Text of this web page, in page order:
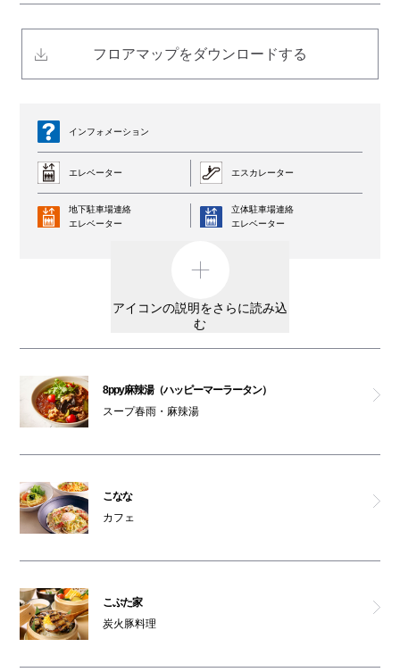
8ppy麻辣湯（ハッピーマーラータン）
ナムコ
ポムの樹 ゴールド
神楽食堂 串家物語
天ぷらすし海鮮 米福
こぶた家
極みとんかつ かつ喜
美健ごちそうビュッフェ 花も実も
フロアマップをダウンロードする
インフォメーション
エレベーター エスカレーター
地下駐車場連絡
エレベーター
立体駐車場連絡
エレベーター
外貨両替機 男女トイレ
親子トイレ 授乳室
オムツ交換台
ATM
（パークスガーデン含む）
ペットはキャリーバッグに入れてご入館ください
アイコンの説明をさらに読み込
む
8ppy麻辣湯（ハッピーマーラータン）
スープ春雨・麻辣湯
こなな
カフェ
こぶた家
炭火豚料理